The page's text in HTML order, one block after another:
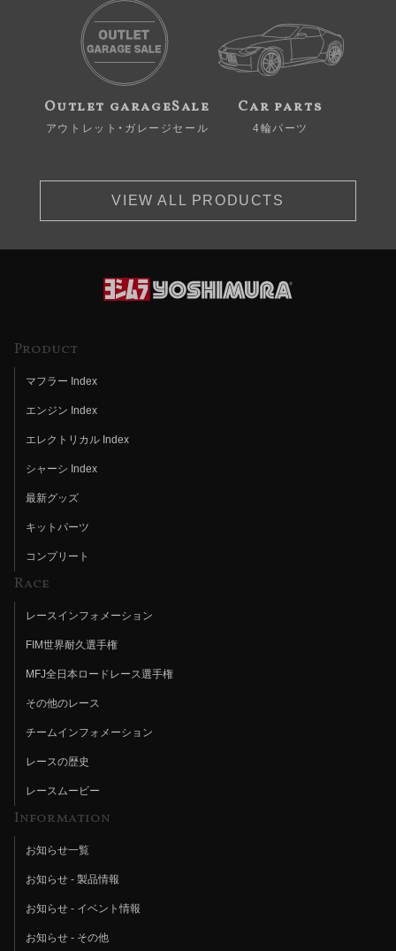
Outlet garageSale
アウトレット・ガレージセール
Car parts
4輪パーツ
VIEW ALL PRODUCTS
Product
マフラー Index
エンジン Index
エレクトリカル Index
シャーシ Index
最新グッズ
キットパーツ
コンプリート
Race
レースインフォメーション
FIM世界耐久選手権
MFJ全日本ロードレース選手権
その他のレース
チームインフォメーション
レースの歴史
レースムービー
Information
お知らせ一覧
お知らせ - 製品情報
お知らせ - イベント情報
お知らせ - その他